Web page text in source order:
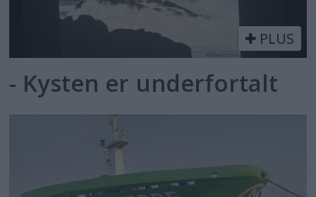
PLUS
- Kysten er underfortalt